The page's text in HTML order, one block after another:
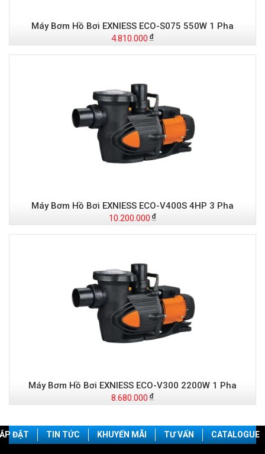
Máy Bơm Hồ Bơi EXNIESS ECO-S075 550W 1 Pha
4.810.000
Máy Bơm Hồ Bơi EXNIESS ECO-V400S 4HP 3 Pha
10.200.000
Máy Bơm Hồ Bơi EXNIESS ECO-V300 2200W 1 Pha
8.680.000
ĐẶT TIN TỨC KHUYẾN MÃI TƯ VẤN CATALOGUE